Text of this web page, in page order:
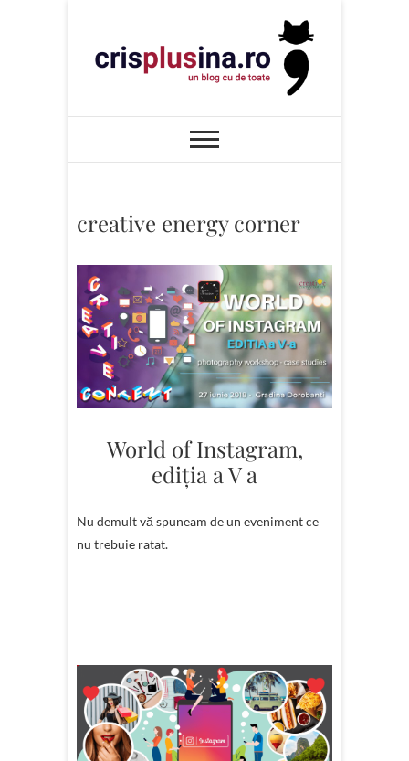
content
Cris+ina
creative energy corner
World of Instagram,
ediţia a V a
Nu demult vă spuneam de un eveniment ce
nu trebuie ratat.